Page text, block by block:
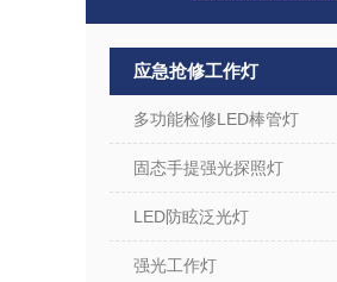
应急抢修工作灯
多功能检修LED棒管灯
固态手提强光探照灯
LED防眩泛光灯
强光工作灯